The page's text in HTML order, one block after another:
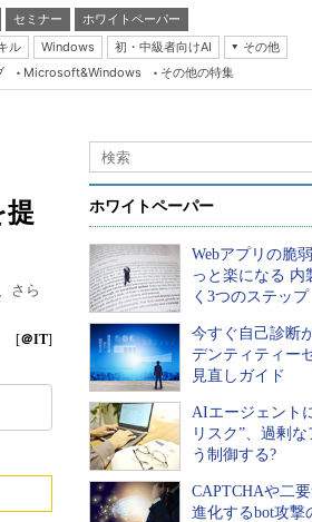
セミナー
ホワイトペーパー
ル Windows 初・中級者向けAI
その他
Server & Storage
Java Agile
Database Expert
Linux ＆ OSS
Master of IP Network
Security & Trust
ブログ
Microsoft&Windows その他の特集
提
さら
[＠IT]
ホワイトペーパー
Webアプリの脆
っと楽になる 内
く3つのステップ
今すぐ自己診断
デンティティー
見直しガイド
AIエージェント
リスク”、過剰
う制御する?
CAPTCHAや二
進化するbot攻撃